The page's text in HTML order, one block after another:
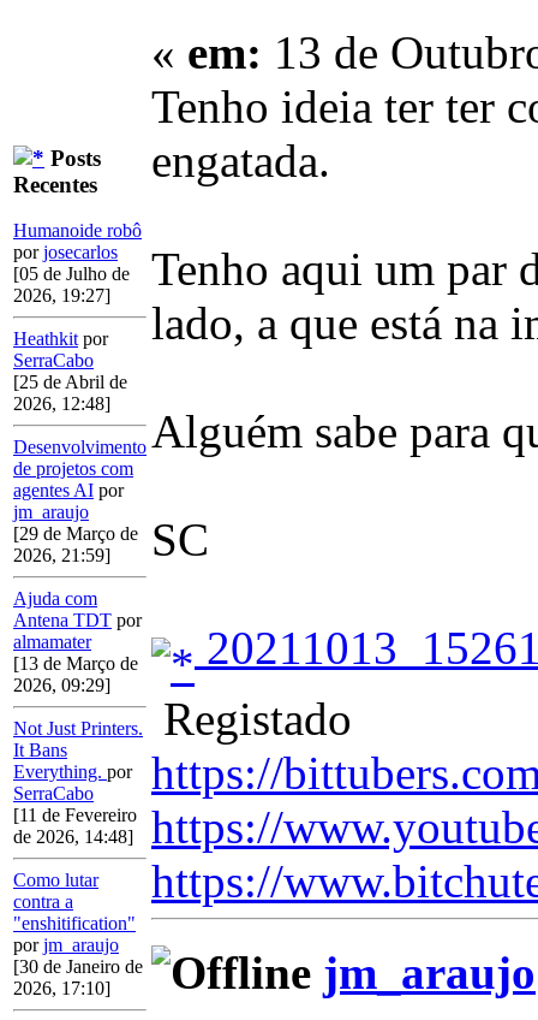
Posts
Recentes
Humanoide robô
porjosecarlos
[05 de Julho de
2026, 19:27]
Heathkit por
SerraCabo
[25 de Abril de
2026, 12:48]
Desenvolvimento
de projetos com
agentes AI por
jm_araujo
[29 de Março de
2026, 21:59]
Ajuda com
Antena TDT por
almamater
[13 de Março de
2026, 09:29]
Not Just Printers.
It Bans
Everything. por
SerraCabo
[11 de Fevereiro
de 2026, 14:48]
Como lutar
contra a
"enshitification"
porjm_araujo
[30 de Janeiro de
2026, 17:10]
« em: 13 de
Tenho ideia ter ter
engatada.
Tenho aqui um par
lado, a que está na
Alguém sabe para
SC
Registado
https://
https://
https://
jm_araujo